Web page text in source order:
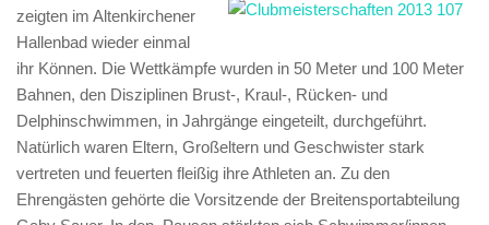
zeigten im Altenkirchener
Hallenbad wieder einmal
ihr Können. Die Wettkämpfe wurden in 50 Meter und 100 Meter
Bahnen, den Disziplinen Brust-, Kraul-, Rücken- und
Delphinschwimmen, in Jahrgänge eingeteilt, durchgeführt.
Natürlich waren Eltern, Großeltern und Geschwister stark
vertreten und feuerten fleißig ihre Athleten an. Zu den
Ehrengästen gehörte die Vorsitzende der Breitensportabteilung